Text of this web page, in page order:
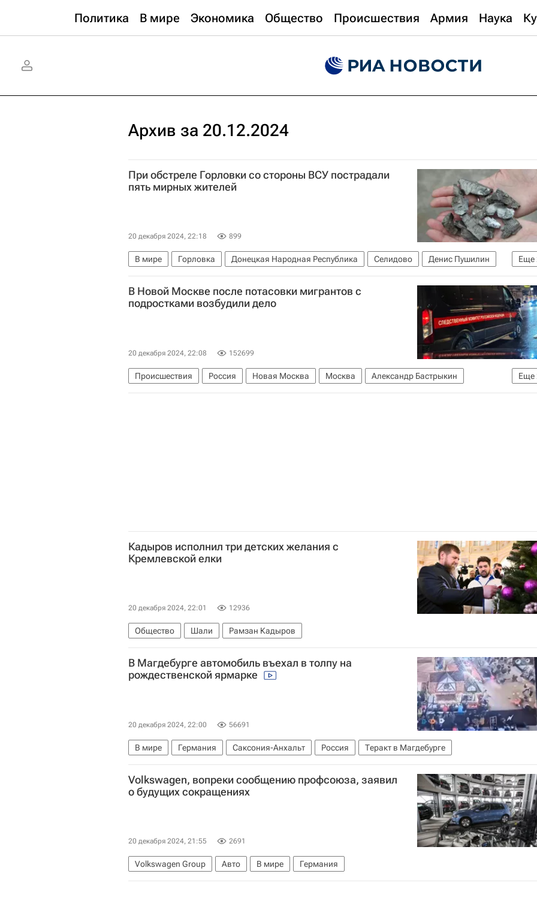
Политика В мире Экономика Общество Происшествия Армия Наука
Архив за 20.12.2024
При обстреле Горловки со стороны ВСУ пострадали
пять мирных жителей
20 декабря 2024, 22:18 899
Еще
В мире Горловка Донецкая Народная Республика Селидово
Денис Пушилин
Вооруженные силы Украины
Вода Донбасса
В Новой Москве после потасовки мигрантов с
подростками возбудили дело
20 декабря 2024, 22:08 152699
Еще
Происшествия Россия Новая Москва Москва
Александр Бастрыкин
Ирина Волк
Следственный комитет России (СК РФ)
Кадыров исполнил три детских желания с
Кремлевской елки
20 декабря 2024, 22:01 12936
Общество Шали Рамзан Кадыров
В Магдебурге автомобиль въехал в толпу на
рождественской ярмарке
20 декабря 2024, 22:00 56691
В мире Германия Саксония-Анхальт Россия Теракт в Магдебурге
Volkswagen, вопреки сообщению профсоюза, заявил
о будущих сокращениях
20 декабря 2024, 21:55 2691
Volkswagen Group Авто В мире Германия